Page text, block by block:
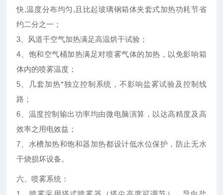
快,温度分布均匀,且比起玻璃钢箱体夹套式加热功耗节省
约二分之一；
3、风道干空气加热满足高温烘干试验；
4、饱和空气桶加热满足对喷雾气体的加热，以免影响箱
体内的喷雾温度；
5、几套加热*独立控制系统，不影响盐雾试验及控制线
路；
6、温度控制输出功率均由微电脑演算，以达高精度及高
效率之用电效益；
7、水槽加热和饱和器加热都设计低水位保护，防止无水
干烧损坏设备。
六、喷雾系统：